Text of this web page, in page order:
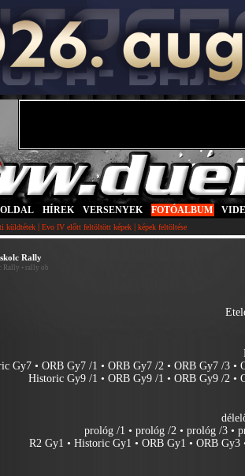
HÍREK VERSENYEK FOTÓALBUM
ti küldtétek | Evo IV előtt feltöltött képek | képek feltöltése
Rally
Rally • rally ob
Gy7 •ORB Gy7 /1 •ORB Gy7 /2 •ORB Gy7 /3 •
Historic Gy9 /1 •ORB Gy9 /1 •ORB Gy9 /2 •
prológ /1 •prológ /2 •prológ /3 •
R2 Gy1 •Historic Gy1 •ORB Gy1 •ORB Gy3